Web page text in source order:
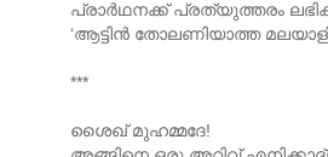
പ്രാര്‍ഥനക്ക് പ്രത്യുത്തരം
‘ആട്ടിന്‍ തോലണിയാത്ത
***
ശൈഖ് മുഹമ്മദേ!